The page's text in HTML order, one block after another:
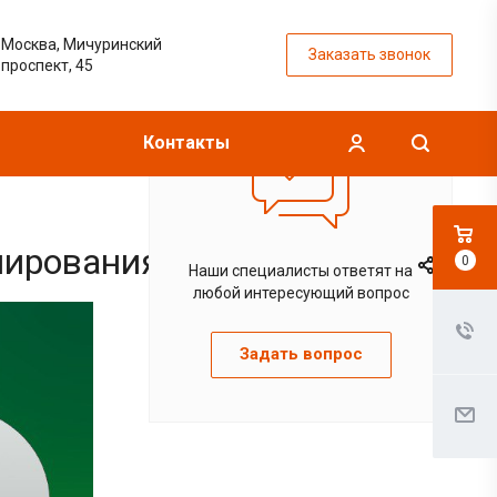
Заказать звонок
Москва, Мичуринский
проспект, 45
Контакты
GaN HEMT»!
Наши специалисты ответят на
любой интересующий вопрос
Задать вопрос
0